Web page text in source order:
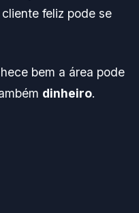
feliz pode se
bem a área pode
dinheiro.